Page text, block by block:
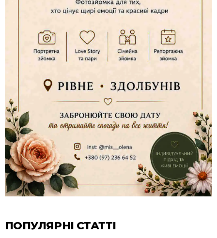
ПОПУЛЯРНІ СТАТТІ